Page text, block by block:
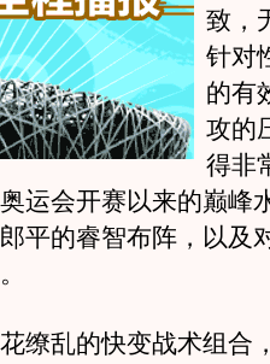
致，
针对
的有
攻的
得非
运会开赛以来的巅峰
平的睿智布阵，以及
乱的快变战术组合